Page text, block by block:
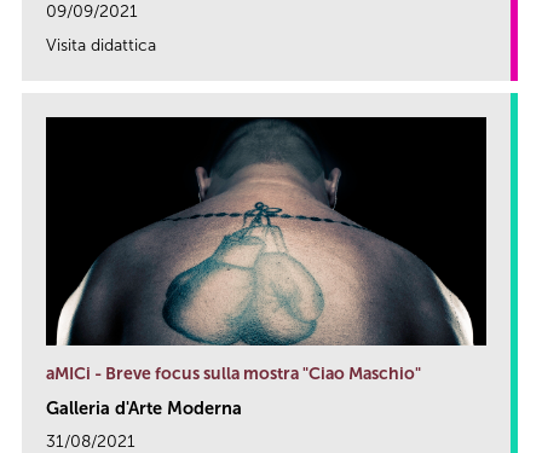
09/09/2021
Visita didattica
aMICi - Breve focus sulla mostra "Ciao Maschio"
Galleria d'Arte Moderna
31/08/2021